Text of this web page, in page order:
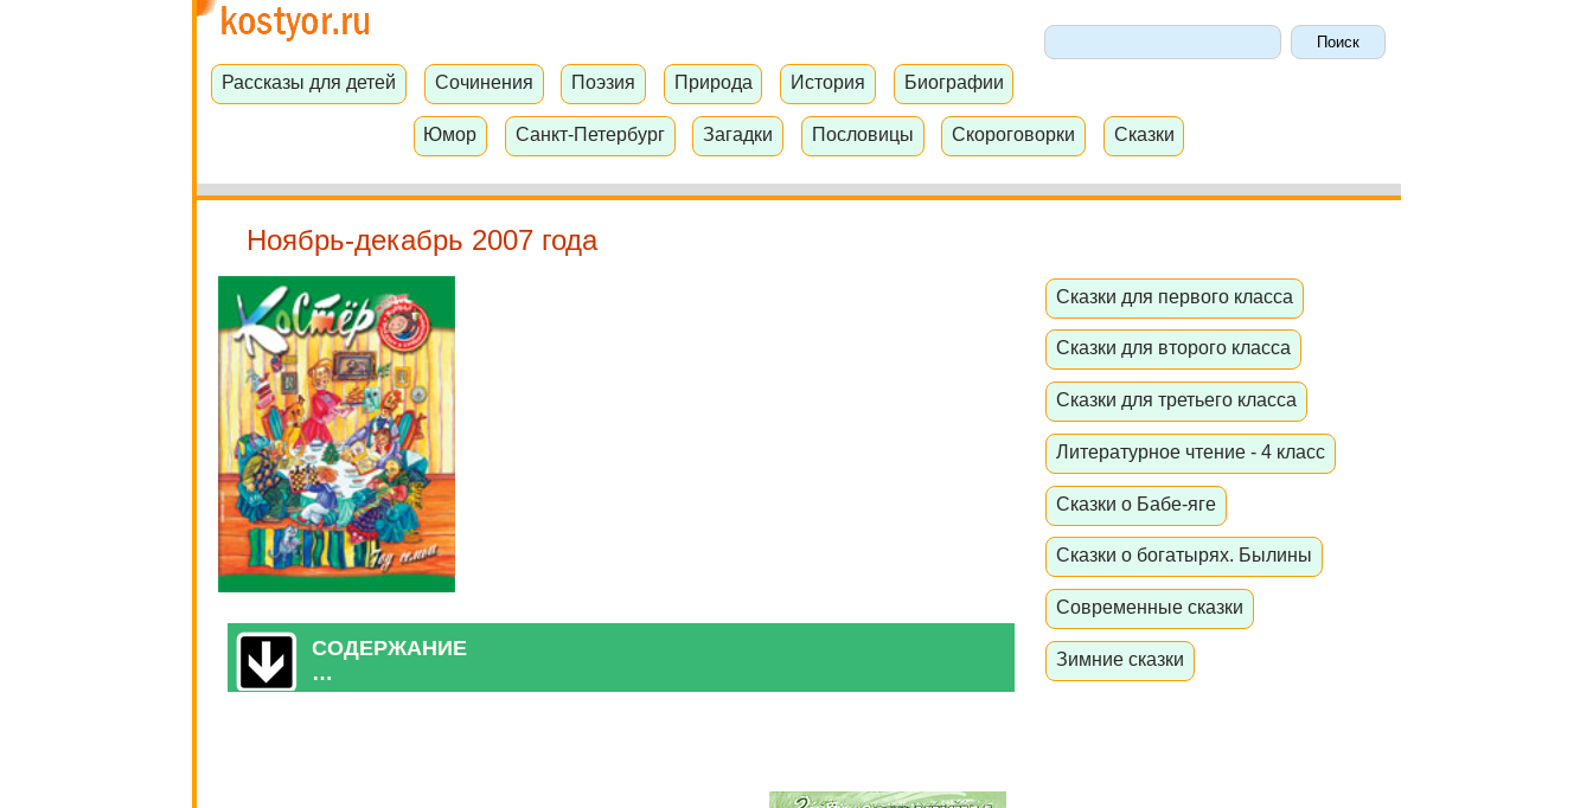
Рассказы для детей Сочинения Поэзия Природа История Биографии
Юмор Санкт-Петербург Загадки Пословицы Скороговорки Сказки
Ноябрь-декабрь 2007 года
СОДЕРЖАНИЕ
…
Сказки для первого класса
Сказки для второго класса
Сказки для третьего класса
Литературное чтение - 4 класс
Сказки о Бабе-яге
Сказки о богатырях. Былины
Современные сказки
Зимние сказки